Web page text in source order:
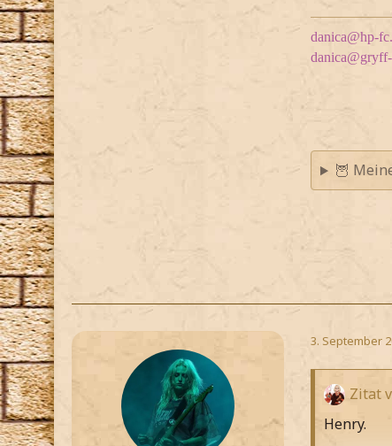
danica@hp-
🦉
3. September
Zitat
Henry.